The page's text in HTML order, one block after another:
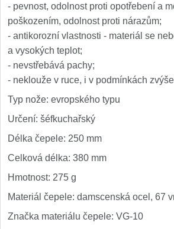
- pevnost, odolnost proti opotřebení a
poškozením, odolnost proti nárazům;
- antikorozní vlastnosti - materiál se
a vysokých teplot;
- nevstřebává pachy;
- neklouže v ruce, i v podmínkách
Typ nože: evropského typu
Určení: šéfkuchařský
Délka čepele: 250 mm
Celková délka: 380 mm
Hmotnost: 275 g
Materiál čepele: damscenská ocel, 67
Značka materiálu čepele: VG-10